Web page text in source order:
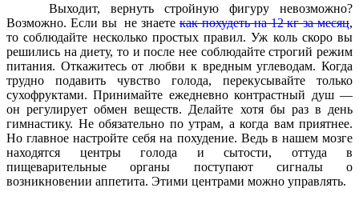
Выходит, вернуть стройную фигуру невоз­можно?
Возможно. Если вы не знаете как похудеть на 12 кг за месяц,
то соблюдайте несколько простых правил. Уж коль скоро вы
решились на диету, то и после нее соблюдайте строгий режим
питания. Откажитесь от любви к вредным углеводам. Когда
трудно подавить чувство голода, пе­рекусывайте только
сухофруктами. Принимайте ежедневно контрастный душ —
он ре­гулирует обмен веществ. Делайте хотя бы раз в день
гимнастику. Не обязательно по утрам, а когда вам приятнее.
Но главное ­настройте себя на похудение. Ведь в нашем мозге
находятся центры голода и сытости, оттуда в
пищеварительные органы поступа­ют сигналы о
возникновении аппетита. Эти­ми центрами можно управлять.